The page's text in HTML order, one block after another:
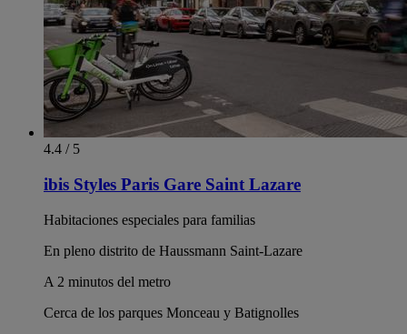
4.4 / 5
ibis Styles Paris Gare Saint Lazare
Habitaciones especiales para familias
En pleno distrito de Haussmann Saint-Lazare
A 2 minutos del metro
Cerca de los parques Monceau y Batignolles